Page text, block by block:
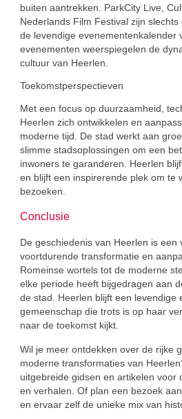
buiten aantrekken. ParkCity Live,
Nederlands Film Festival zijn
de levendige evenementenkalender
evenementen weerspiegelen de
cultuur van Heerlen.
Toekomstperspectieven
Met een focus op duurzaamheid,
Heerlen zich ontwikkelen en
moderne tijd. De stad werkt aan
slimme stadsoplossingen om een
inwoners te garanderen. Heerlen
en blijft een inspirerende plek om te
bezoeken.
Conclusie
De geschiedenis van Heerlen is een
voortdurende transformatie en
Romeinse wortels tot de moderne
elke periode heeft bijgedragen aan
de stad. Heerlen blijft een levendige
gemeenschap die trots is op haar
naar de toekomst kijkt.
Wil je meer ontdekken over de rijke
moderne transformaties van
uitgebreide gidsen en artikelen voor
en verhalen. Of plan een bezoek
en ervaar zelf de unieke mix van